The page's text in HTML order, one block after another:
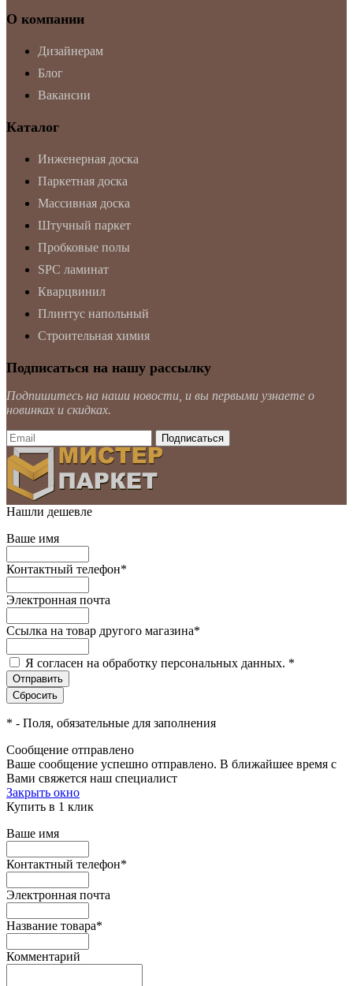
О компании
Дизайнерам
Блог
Вакансии
Каталог
Инженерная доска
Паркетная доска
Массивная доска
Штучный паркет
Пробковые полы
SPC ламинат
Кварцвинил
Плинтус напольный
Строительная химия
Подписаться на нашу рассылку
Подпишитесь на наши новости, и вы первыми узнаете о
новинках и скидках.
Нашли дешевле
Ваше имя
Контактный телефон*
Электронная почта
Ссылка на товар другого магазина*
Я согласен на обработку персональных данных. *
* - Поля, обязательные для заполнения
Сообщение отправлено
Ваше сообщение успешно отправлено. В ближайшее время с
Вами свяжется наш специалист
Закрыть окно
Купить в 1 клик
Ваше имя
Контактный телефон*
Электронная почта
Название товара*
Комментарий